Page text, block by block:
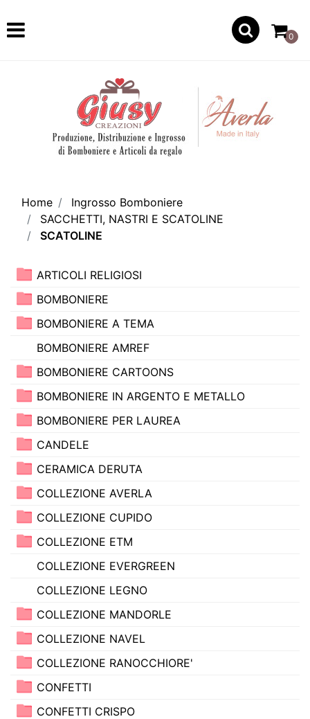
Open
0
Home
Ingrosso Bomboniere
SACCHETTI, NASTRI E SCATOLINE
SCATOLINE
ARTICOLI RELIGIOSI
BOMBONIERE
BOMBONIERE A TEMA
BOMBONIERE AMREF
BOMBONIERE CARTOONS
BOMBONIERE IN ARGENTO E METALLO
BOMBONIERE PER LAUREA
CANDELE
CERAMICA DERUTA
COLLEZIONE AVERLA
COLLEZIONE CUPIDO
COLLEZIONE ETM
COLLEZIONE EVERGREEN
COLLEZIONE LEGNO
COLLEZIONE MANDORLE
COLLEZIONE NAVEL
COLLEZIONE RANOCCHIORE'
CONFETTI
CONFETTI CRISPO